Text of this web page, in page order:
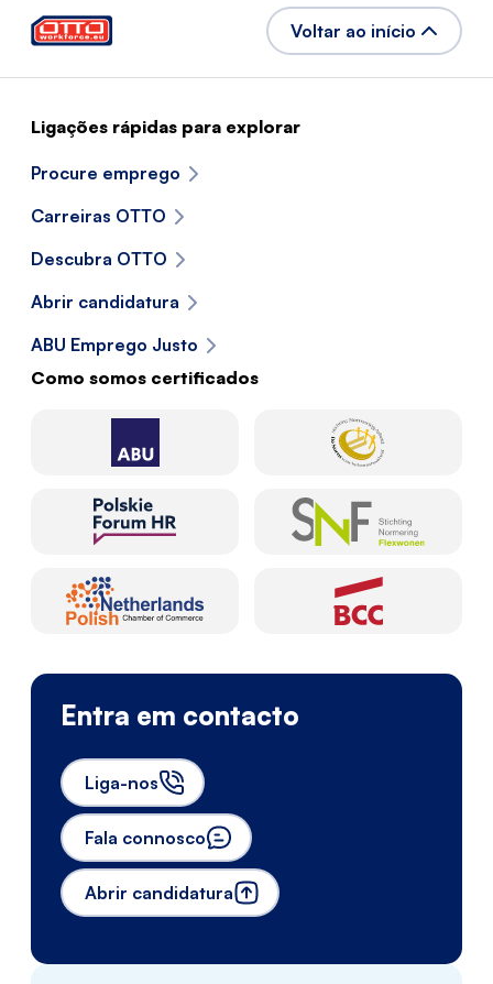
Voltar ao início
Ligações rápidas para explorar
Procure emprego
Carreiras OTTO
Descubra OTTO
Abrir candidatura
ABU Emprego Justo
Como somos certificados
Entra em contacto
Liga-nos
Fala connosco
Abrir candidatura